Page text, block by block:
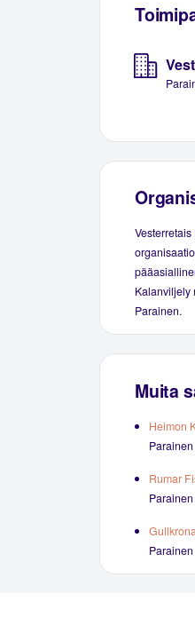
Kalanviljely
Parainen.
Muita
Heimon
Parainen
Rumar
Parainen
Parainen